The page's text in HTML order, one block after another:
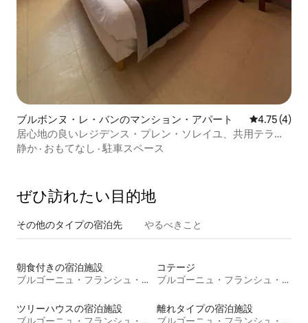
ブルボンヌ・レ・バンのマンション・アパート レビュー4
4.75 (4)
居心地の良いレジデンス・プレン・ソレイユ、共用テラス
付き
静か · おもてなし ·駐車スペース
ぜひ訪⁠れ⁠た⁠い目⁠的⁠地
その他のタ⁠イ⁠プ⁠の宿⁠泊⁠先 やるべきこと
朝食付きの宿泊施設
ブルゴーニュ・フランシュ・コンテ
コテージ
ブルゴーニュ・フランシュ・コンテ
ツリーハウスの宿泊施設
離れタイプの宿泊施設